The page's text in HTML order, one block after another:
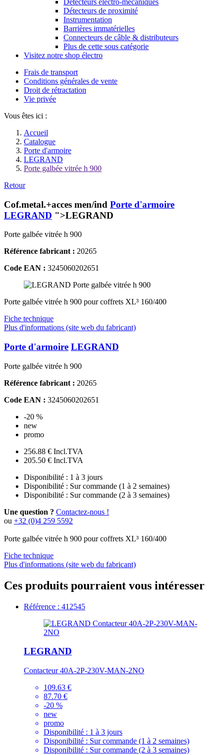
Détecteurs de proximité
Instrumentation
Barrières immatérielles
Connecteurs de câble & distributeurs
Plus de cette sous catégorie
Visitez notre shop électro
Frais de transport
Conditions générales de vente
Droit de rétractation
Vie privée
Vous êtes ici :
Accueil
Catalogue
Porte d'armoire
LEGRAND
Porte galbée vitrée h 900
Retour
Cof.metal.+acces men/ind Porte d'armoire
LEGRAND ">LEGRAND
Porte galbée vitrée h 900
Référence fabricant : 20265
Code EAN : 3245060202651
Porte galbée vitrée h 900 pour coffrets XL³ 160/400
Fiche technique
Plus d'informations (site web du fabricant)
Porte d'armoire LEGRAND
Porte galbée vitrée h 900
Référence fabricant : 20265
Code EAN : 3245060202651
-20 %
new
promo
256.88 € Incl.TVA
205.50 € Incl.TVA
Disponibilité : 1 à 3 jours
Disponibilité : Sur commande (1 à 2 semaines)
Disponibilité : Sur commande (2 à 3 semaines)
Une question ? Contactez-nous !
ou +32 (0)4 259 5592
Porte galbée vitrée h 900 pour coffrets XL³ 160/400
Fiche technique
Plus d'informations (site web du fabricant)
Ces produits pourraient vous intéresser
Référence : 412545
LEGRAND
Contacteur 40A-2P-230V-MAN-2NO
109.63 €
87.70 €
-20 %
new
promo
Disponibilité : 1 à 3 jours
Disponibilité : Sur commande (1 à 2 semaines)
Disponibilité : Sur commande (2 à 3 semaines)